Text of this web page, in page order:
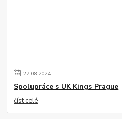
27.08.2024
Spolupráce s UK Kings Prague
číst celé